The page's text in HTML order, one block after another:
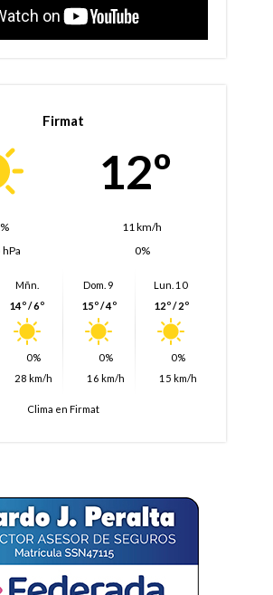
Firmat
12º
11 km/h
0%
Mñn.
14º / 6º
0%
28 km/h
Dom. 9
15º / 4º
0%
16 km/h
Lun. 10
12º / 2º
0%
15 km/h
Clima en Firmat